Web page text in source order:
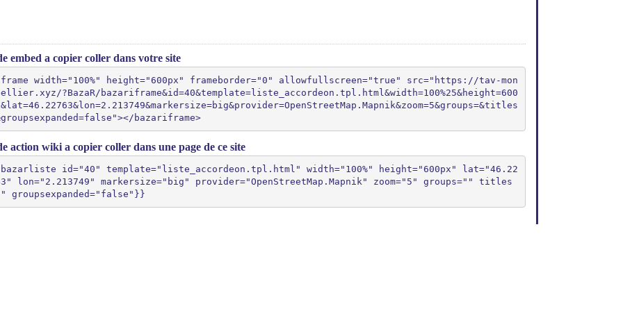
embed a copier coller dans votre site
width="100%" height="600px" frameborder="0" allowfullscreen="true" src="https://tav-mon
?BazaR/bazariframe&id=40&template=liste_accordeon.tpl.html&width=100%25&height=600
bazariframe>
action wiki a copier coller dans une page de ce site
id="40" template="liste_accordeon.tpl.html" width="100%" height="600px" lat="46.22
lon="2.213749" markersize="big" provider="OpenStreetMap.Mapnik" zoom="5" groups="" titles
groupsexpanded="false"}}